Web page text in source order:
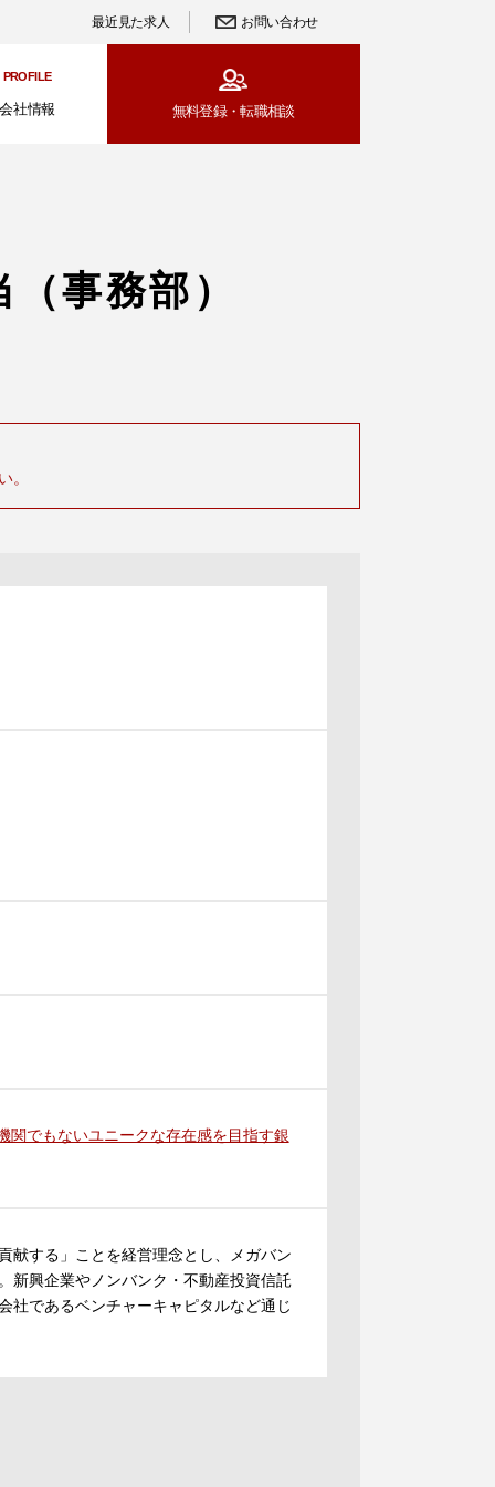
最近見た求人 お問い合わせ
PROFILE
会社情報 無料登録・転職相談
事務部）
。
関でもないユニークな存在感を目指す銀
献する」ことを経営理念とし、メガバン
新興企業やノンバンク・不動産投資信託
社であるベンチャーキャピタルなど通じ